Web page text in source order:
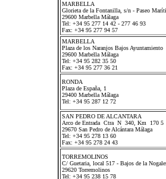
MARBELLA
Glorieta de la Fontanilla, s/n - Paseo
29600 Marbella Málaga
Tel: +34 95 277 14 42 - 277 46 93
Fax: +34 95 277 94 57
MARBELLA
Plaza de los Naranjos Bajos Ayuntamiento
29600 Marbella Málaga
Tel: +34 95 282 35 50
Fax: +34 95 277 36 21
RONDA
Plaza de España, 1
29400 Marbella Málaga
Tel: +34 95 287 12 72
SAN PEDRO DE ALCANTARA
Arco de Entrada Ctra N 340, Km 170 5
29670 San Pedro de Alcántara Málaga
Tel: +34 95 278 13 60
Fax: +34 95 278 24 43
TORREMOLINOS
C/ Guetaria, local 517 - Bajos de la
29620 Torremolinos
Tel: +34 95 238 15 78